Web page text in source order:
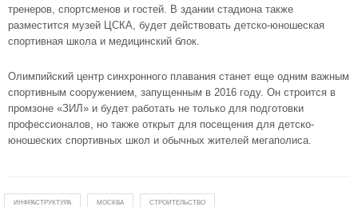
тренеров, спортсменов и гостей. В здании стадиона также
разместится музей ЦСКА, будет действовать детско-юношеская
спортивная школа и медицинский блок.
Олимпийский центр синхронного плавания станет еще одним важным
спортивным сооружением, запущенным в 2016 году. Он строится в
промзоне «ЗИЛ» и будет работать не только для подготовки
профессионалов, но также открыт для посещения для детско-
юношеских спортивных школ и обычных жителей мегаполиса.
ИНФРАСТРУКТУРА МОСКВА СТРОИТЕЛЬСТВО